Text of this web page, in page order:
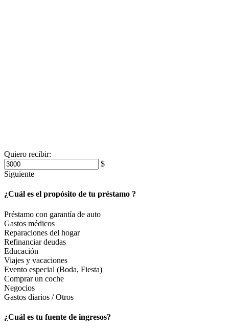
Quiero recibir:
$
Siguiente
¿Cuál es el propósito de tu préstamo ?
Préstamo con garantía de auto
Gastos médicos
Reparaciones del hogar
Refinanciar deudas
Educación
Viajes y vacaciones
Evento especial (Boda, Fiesta)
Comprar un coche
Negocios
Gastos diarios / Otros
¿Cuál es tu fuente de ingresos?